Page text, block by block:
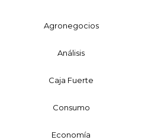
Agronegocios
Análisis
Caja Fuerte
Consumo
Economía